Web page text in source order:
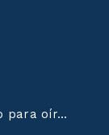
para oír...